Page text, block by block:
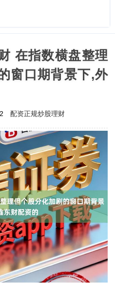
在指数横盘整理
窗口期背景下,外
配资正规炒股理财